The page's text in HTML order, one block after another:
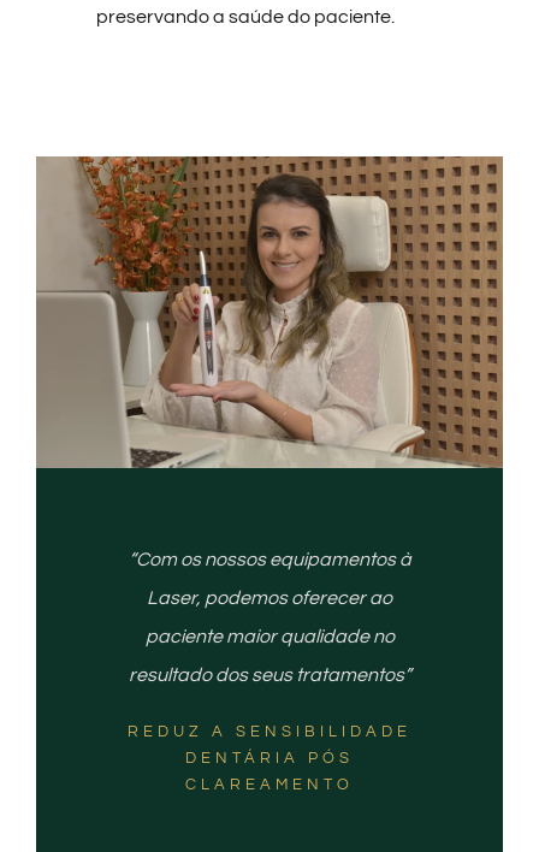
preservando a saúde do paciente.
“Com os nossos equipamentos à
Laser, podemos oferecer ao
paciente maior qualidade no
resultado dos seus tratamentos”
REDUZ A SENSIBILIDADE
DENTÁRIA PÓS
CLAREAMENTO